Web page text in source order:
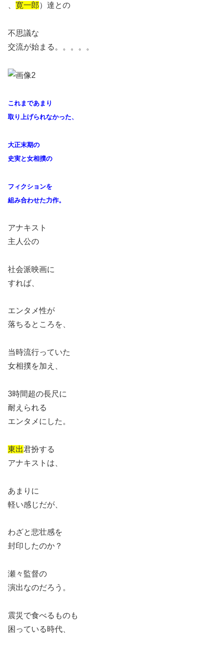
寛一郎）達との
不思議な
交流が始まる。。。。。
これまであまり
取り上げられなかった、
大正末期の
史実と女相撲の
フィクションを
組み合わせた力作。
アナキスト
主人公の
社会派映画に
すれば、
エンタメ性が
落ちるところを、
当時流行っていた
女相撲を加え、
3時間超の長尺に
耐えられる
エンタメにした。
東出君扮する
アナキストは、
あまりに
軽い感じだが、
わざと悲壮感を
封印したのか？
瀬々監督の
演出なのだろう。
震災で食べるものも
困っている時代、